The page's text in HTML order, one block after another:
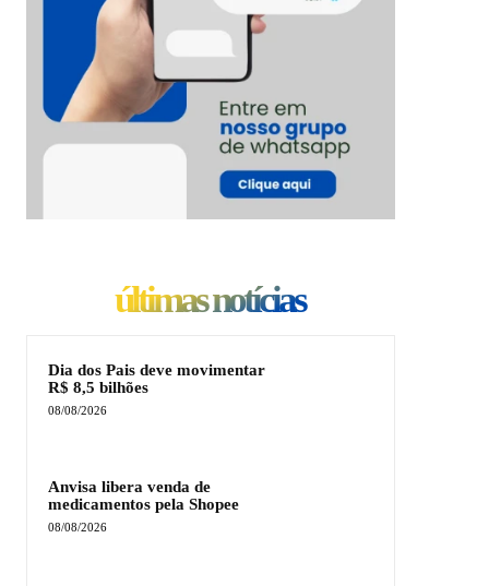
últimas notícias
Dia dos Pais deve movimentar
R$ 8,5 bilhões
08/08/2026
Anvisa libera venda de
medicamentos pela Shopee
08/08/2026